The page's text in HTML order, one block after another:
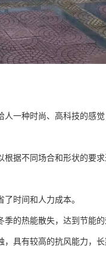
一种时尚、高科技的感
据不同场合和形状的要
时间和人力成本。
的热能散失，达到节能的
具有较高的抗风能力，长